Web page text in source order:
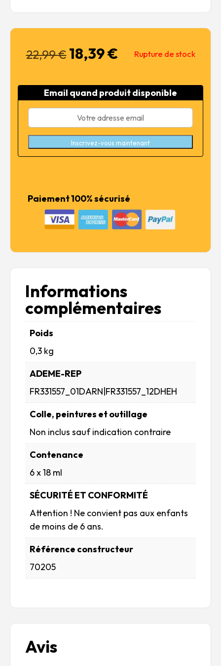
22,99€ Le
prix
était :
22,99 €.
18,39€Le
est :
18,39 €.
Rupture de stock
Email quand produit disponible
Inscrivez-vous maintenant
Paiement 100% sécurisé
Informations
complémentaires
Poids
0,3 kg
ADEME-REP
FR331557_01DARN|FR331557_12DHEH
Colle, peintures et outillage
Non inclus sauf indication contraire
Contenance
6 x 18 ml
SÉCURITÉ ET CONFORMITÉ
Attention ! Ne convient pas aux enfants
de moins de 6 ans.
Référence constructeur
70205
Avis